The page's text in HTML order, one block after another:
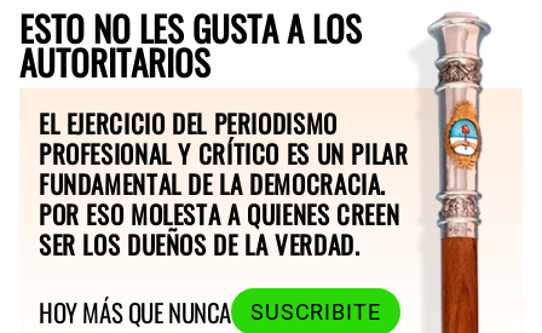
ESTO NO LES GUSTA A LOS
AUTORITARIOS
EL EJERCICIO DEL PERIODISMO
PROFESIONAL Y CRÍTICO ES UN PILAR
FUNDAMENTAL DE LA DEMOCRACIA.
POR ESO MOLESTA A QUIENES CREEN
SER LOS DUEÑOS DE LA VERDAD.
HOY MÁS QUE NUNCA
SUSCRIBITE